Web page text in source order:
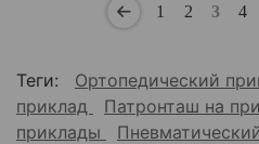
1 2 3 4
Теги: Ортопедический
приклад
Патронташ на
приклады